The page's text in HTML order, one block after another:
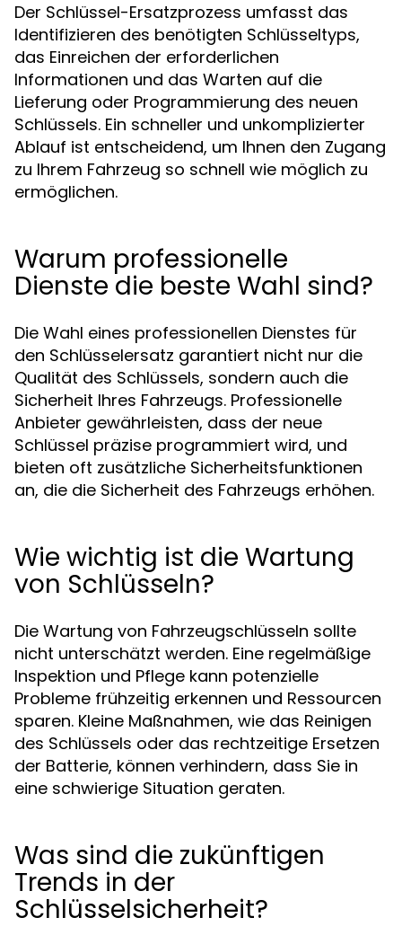
Der Schlüssel-Ersatzprozess umfasst das
Identifizieren des benötigten Schlüsseltyps,
das Einreichen der erforderlichen
Informationen und das Warten auf die
Lieferung oder Programmierung des neuen
Schlüssels. Ein schneller und unkomplizierter
Ablauf ist entscheidend, um Ihnen den Zugang
zu Ihrem Fahrzeug so schnell wie möglich zu
ermöglichen.
Warum professionelle
Dienste die beste Wahl sind?
Die Wahl eines professionellen Dienstes für
den Schlüsselersatz garantiert nicht nur die
Qualität des Schlüssels, sondern auch die
Sicherheit Ihres Fahrzeugs. Professionelle
Anbieter gewährleisten, dass der neue
Schlüssel präzise programmiert wird, und
bieten oft zusätzliche Sicherheitsfunktionen
an, die die Sicherheit des Fahrzeugs erhöhen.
Wie wichtig ist die Wartung
von Schlüsseln?
Die Wartung von Fahrzeugschlüsseln sollte
nicht unterschätzt werden. Eine regelmäßige
Inspektion und Pflege kann potenzielle
Probleme frühzeitig erkennen und Ressourcen
sparen. Kleine Maßnahmen, wie das Reinigen
des Schlüssels oder das rechtzeitige Ersetzen
der Batterie, können verhindern, dass Sie in
eine schwierige Situation geraten.
Was sind die zukünftigen
Trends in der
Schlüsselsicherheit?